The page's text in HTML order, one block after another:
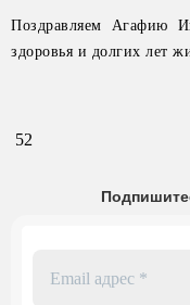
Поздравляем Агафию
здоровья и долгих лет
52